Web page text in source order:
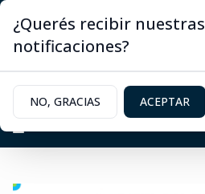
¿Querés recibir nuestras
notificaciones?
NO, GRACIAS ACEPTAR